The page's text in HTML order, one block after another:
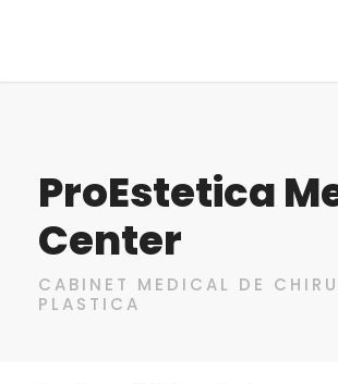
ProEstetica
Center
CABINET MEDICAL DE
PLASTICA